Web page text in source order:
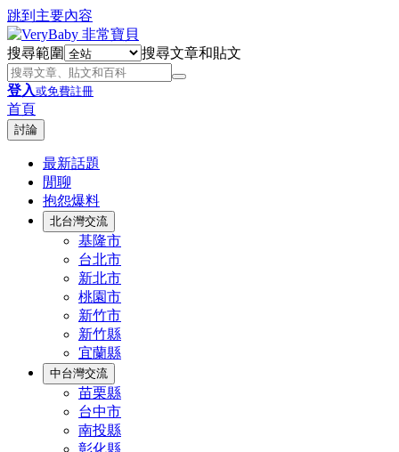
跳到主要內容
搜尋範圍 搜尋文章和貼文
登入或免費註冊
首頁
討論
最新話題
閒聊
抱怨爆料
北台灣交流
基隆市
台北市
新北市
桃園市
新竹市
新竹縣
宜蘭縣
中台灣交流
苗栗縣
台中市
南投縣
彰化縣